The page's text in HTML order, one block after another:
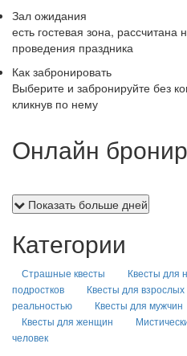
Зал ожидания
есть гостевая зона, рассчитана
проведения праздника
Как забронировать
Выберите и забронируйте без
кликнув по нему
Онлайн
Показать больше дней
Категории
Страшные квесты Квесты для
подростков
Квесты для взрослых
реальностью
Квесты для мужчин
Квесты для женщин
человек